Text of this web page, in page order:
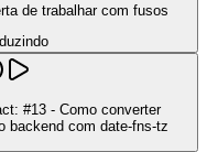
de trabalhar com fusos
#13 - Como converter
backend com date-fns-tz